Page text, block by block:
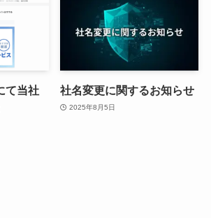
て当社
社名変更に関するお知らせ
2025年8月5日